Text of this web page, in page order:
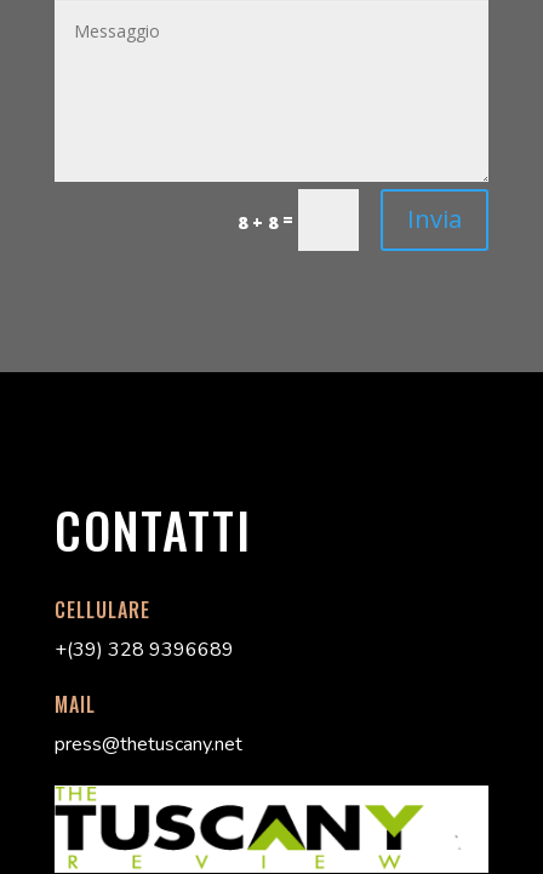
8 + 8= Invia
CONTATTI
CELLULARE
+(39) 328 9396689
MAIL
press@thetuscany.net